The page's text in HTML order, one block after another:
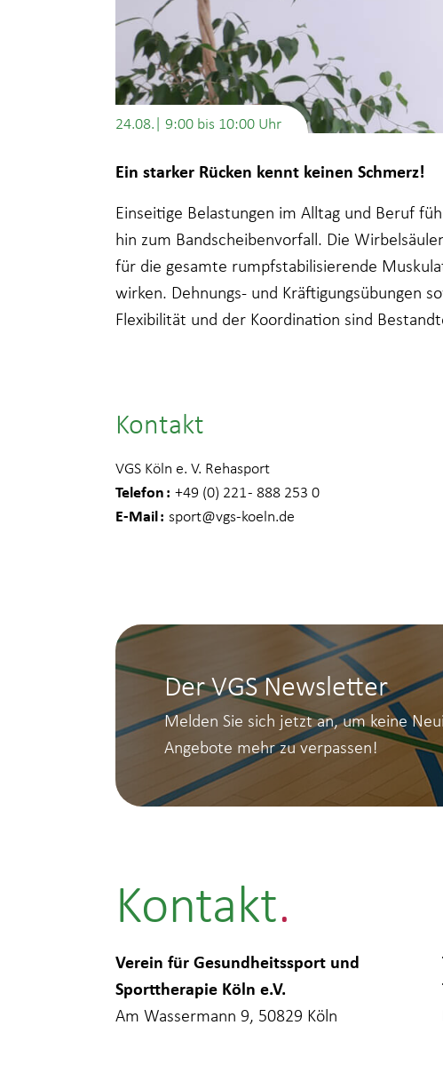
24.08.| 9:00 bis 10:00
Ein starker Rücken kennt keinen Schmerz!
Einseitige Belastungen im Alltag und Beruf
hin zum Bandscheibenvorfall. Die
für die gesamte rumpfstabilisierende
wirken. Dehnungs- und Kräftigungsübungen
Flexibilität und der Koordination sind
Kontakt
VGS Köln e. V. Rehasport
Telefon +49 (0) 221 - 888 253 0
E-Mail sport@vgs-koeln.de
Der VGS Newsletter
Melden Sie sich jetzt an, um keine
Angebote mehr zu verpassen!
Kontakt
Verein für Gesundheitssport und
Sporttherapie Köln e.V.
Am Wassermann 9, 50829 Köln